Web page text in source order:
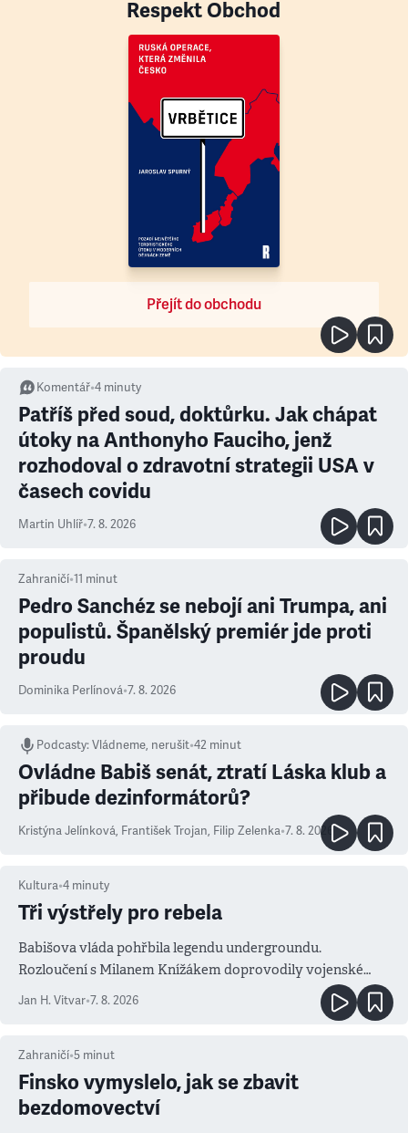
Respekt Obchod
Přejít do obchodu
Komentář•4 minuty
Patříš před soud, doktůrku. Jak chápat
útoky na Anthonyho Fauciho, jenž
rozhodoval o zdravotní strategii USA v
časech covidu
Martin Uhlíř•7. 8. 2026
Zahraničí•11 minut
Pedro Sanchéz se nebojí ani Trumpa, ani
populistů. Španělský premiér jde proti
proudu
Dominika Perlínová•7. 8. 2026
Podcasty:Vládneme, nerušit•42 minut
Ovládne Babiš senát, ztratí Láska klub a
přibude dezinformátorů?
Kristýna Jelínková, František Trojan, Filip Zelenka•7. 8. 2026
Kultura•4 minuty
Tři výstřely pro rebela
Babišova vláda pohřbila legendu undergroundu.
Rozloučení s Milanem Knížákem doprovodily vojenské
salvy i kritika pokrokářů
Jan H. Vitvar•7. 8. 2026
Zahraničí•5 minut
Finsko vymyslelo, jak se zbavit
bezdomovectví